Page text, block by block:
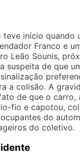
início quando
Franco e
Leão Sounis,
suspeita de que
a colisão. A
de que o carro,
fio e capotou,
do
do coletivo.